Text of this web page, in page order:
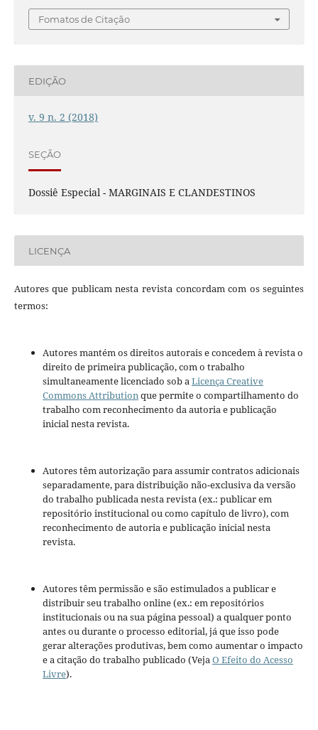
Fomatos de Citação
EDIÇÃO
v. 9 n. 2 (2018)
SEÇÃO
Dossiê Especial - MARGINAIS E CLANDESTINOS
LICENÇA
Autores que publicam nesta revista concordam com os seguintes
termos:
Autores mantém os direitos autorais e concedem à revista o
direito de primeira publicação, com o trabalho
simultaneamente licenciado sob aLicença Creative
Commons Attributionque permite o compartilhamento do
trabalho com reconhecimento da autoria e publicação
inicial nesta revista.
Autores têm autorização para assumir contratos adicionais
separadamente, para distribuição não-exclusiva da versão
do trabalho publicada nesta revista (ex.: publicar em
repositório institucional ou como capítulo de livro), com
reconhecimento de autoria e publicação inicial nesta
revista.
Autores têm permissão e são estimulados a publicar e
distribuir seu trabalho online (ex.: em repositórios
institucionais ou na sua página pessoal) a qualquer ponto
antes ou durante o processo editorial, já que isso pode
gerar alterações produtivas, bem como aumentar o impacto
e a citação do trabalho publicado (VejaO Efeito do Acesso
Livre).